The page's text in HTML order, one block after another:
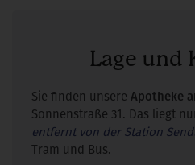
Lage und
Sie finden unsere Apotheke
Sonnenstraße 31. Das liegt
entfernt von der Station
Tram und Bus.